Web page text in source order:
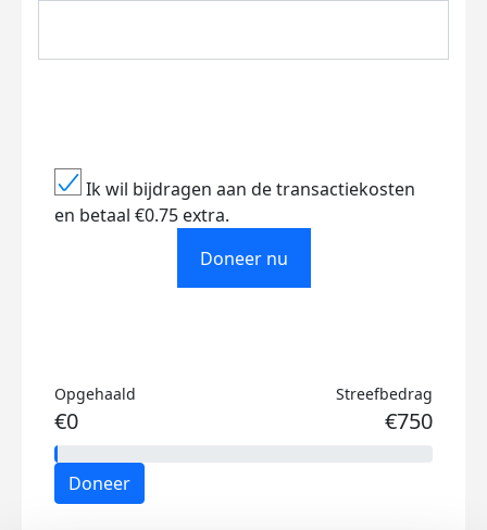
Ik wil bijdragen aan de transactiekosten
en betaal €0.75 extra.
Doneer nu
Opgehaald
€0
Streefbedrag
€750
Doneer